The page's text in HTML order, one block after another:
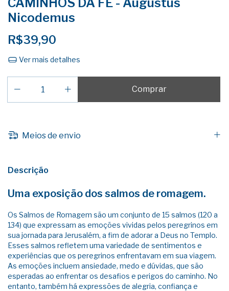
Nicodemus
R$39,90
Ver mais detalhes
Meios de envio
Descrição
Uma exposição dos salmos de romagem.
Os Salmos de Romagem são um conjunto de 15 salmos (120 a
134) que expressam as emoções vividas pelos peregrinos em
sua jornada para Jerusalém, a fim de adorar a Deus no Templo.
Esses salmos refletem uma variedade de sentimentos e
experiências que os peregrinos enfrentavam em sua viagem.
As emoções incluem ansiedade, medo e dúvidas, que são
esperadas ao enfrentar os desafios e perigos do caminho. No
entanto, também há expressões de alegria, confiança e